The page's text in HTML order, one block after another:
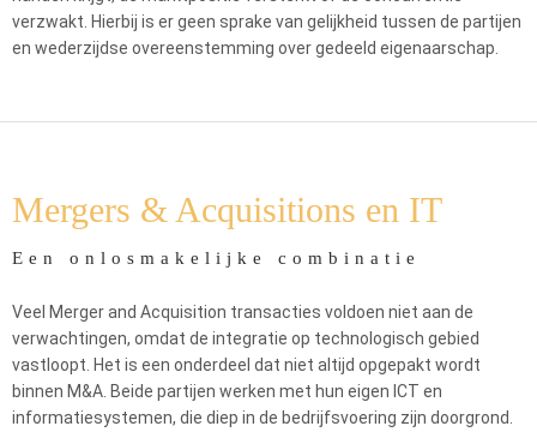
verzwakt. Hierbij is er geen sprake van gelijkheid tussen de partijen
en wederzijdse overeenstemming over gedeeld eigenaarschap.
Mergers & Acquisitions en IT
Een onlosmakelijke combinatie
Veel Merger and Acquisition transacties voldoen niet aan de
verwachtingen, omdat de integratie op technologisch gebied
vastloopt. Het is een onderdeel dat niet altijd opgepakt wordt
binnen M&A. Beide partijen werken met hun eigen ICT en
informatiesystemen, die diep in de bedrijfsvoering zijn doorgrond.